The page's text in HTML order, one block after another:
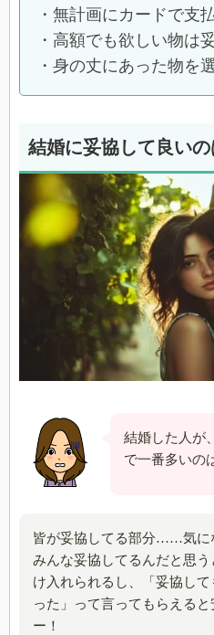
・無計画にカードで支
・高額でも欲しい物は
・身の丈にあった物を
結婚に妥協して良いの
結婚した人が
で一番多いの
皆が妥協してる部分……気に
みんな妥協してるんだと思う
け入れられるし、「妥協し
った」って言ってもらえると
ー！